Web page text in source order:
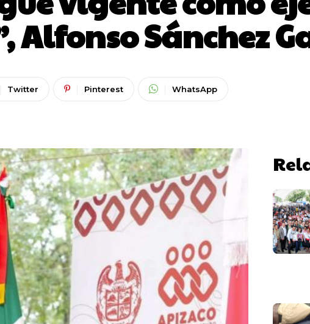
Alfonso Sánchez
Twitter Pinterest WhatsApp